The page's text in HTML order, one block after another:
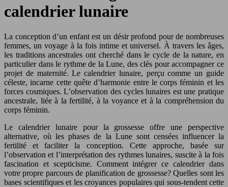
calendrier lunaire
La conception d’un enfant est un désir profond pour de nombreuses
femmes, un voyage à la fois intime et universel. À travers les âges,
les traditions ancestrales ont cherché dans le cycle de la nature, en
particulier dans le rythme de la Lune, des clés pour accompagner ce
projet de maternité. Le calendrier lunaire, perçu comme un guide
céleste, incarne cette quête d’harmonie entre le corps féminin et les
forces cosmiques. L’observation des cycles lunaires est une pratique
ancestrale, liée à la fertilité, à la voyance et à la compréhension du
corps féminin.
Le calendrier lunaire pour la grossesse offre une perspective
alternative, où les phases de la Lune sont censées influencer la
fertilité et faciliter la conception. Cette approche, basée sur
l’observation et l’interprétation des rythmes lunaires, suscite à la fois
fascination et scepticisme. Comment intégrer ce calendrier dans
votre propre parcours de planification de grossesse? Quelles sont les
bases scientifiques et les croyances populaires qui sous-tendent cette